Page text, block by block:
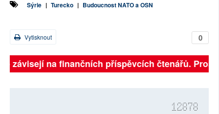
Sýrie | Turecko | Budoucnost NATO a OSN
0
Vytisknout
závisejí na finančních příspěvcích čtenářů.
12878